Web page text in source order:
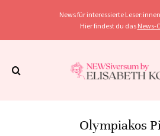
News für interessierte
Hier findest du das News-
Olympiakos